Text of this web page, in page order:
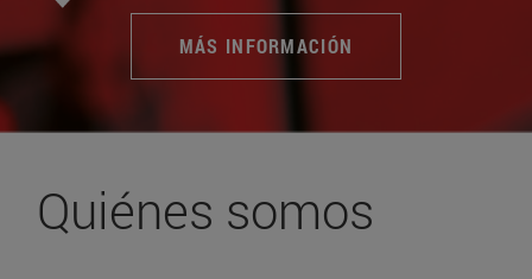
MÁS INFORMACIÓN
Quiénes somos